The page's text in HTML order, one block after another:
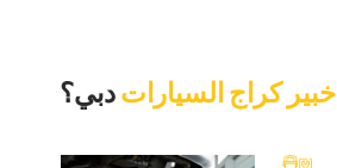
خبير كراج السيارات‏دبي؟‏